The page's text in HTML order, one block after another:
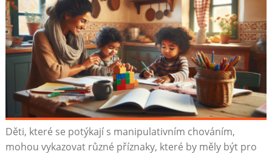
Děti, které se potýkají s manipulativním chováním,
mohou vykazovat různé příznaky, které by měly být pro